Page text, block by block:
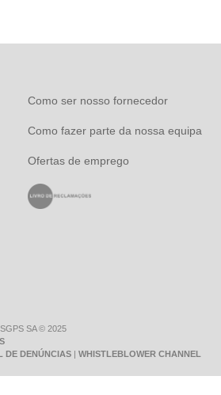
Como ser nosso fornecedor
Como fazer parte da nossa equipa
Ofertas de emprego
SA © 2025
DE DENÚNCIAS | WHISTLEBLOWER CHANNEL